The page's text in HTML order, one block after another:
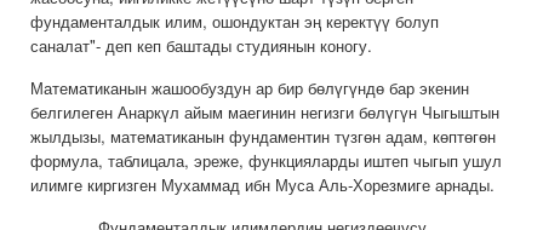
фундаменталдык илим, ошондуктан эң керектүү болуп
саналат"- деп кеп баштады студиянын коногу.
Математиканын жашообуздун ар бир бөлүгүндө бар экенин
белгилеген Анаркүл айым маегинин негизги бөлүгүн Чыгыштын
жылдызы, математиканын фундаментин түзгөн адам, көптөгөн
формула, таблицала, эреже, функцияларды иштеп чыгып ушул
илимге киргизген Мухаммад ибн Муса Аль-Хорезмиге арнады.